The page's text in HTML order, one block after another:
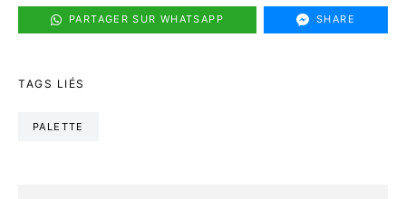
PARTAGER SUR WHATSAPP SHARE
TAGS LIÉS
PALETTE